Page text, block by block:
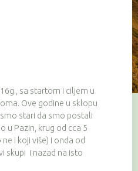
sa startom i ciljem u
Ove godine u sklopu
stari da smo postali
u Pazin, krug od cca 5
i koji više) i onda od
skupi i nazad na isto